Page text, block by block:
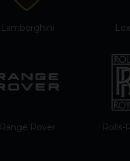
Range Rover Rolls-
Lamborghini